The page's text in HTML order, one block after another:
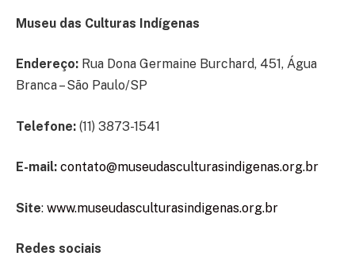
Museu das Culturas Indígenas
Endereço: Rua Dona Germaine Burchard, 451, Água
Branca – São Paulo/SP
Telefone: (11) 3873-1541
E-mail: contato@museudasculturasindigenas.org.br
Site: www.museudasculturasindigenas.org.br
Redes sociais